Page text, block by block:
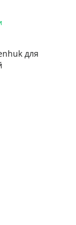
для